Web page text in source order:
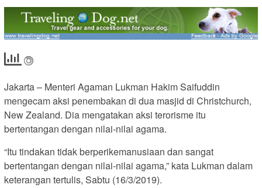
Jakarta – Menteri Agaman Lukman Hakim Saifuddin
mengecam aksi penembakan di dua masjid di Christchurch,
New Zealand. Dia mengatakan aksi terorisme itu
bertentangan dengan nilai-nilai agama.
“Itu tindakan tidak berperikemanusiaan dan sangat
bertentangan dengan nilai-nilai agama,” kata Lukman dalam
keterangan tertulis, Sabtu (16/3/2019).